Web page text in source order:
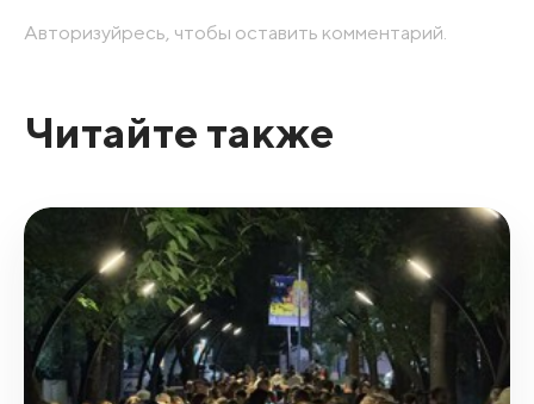
Авторизуйресь, чтобы оставить комментарий.
Читайте также